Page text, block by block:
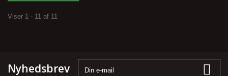
Viser 1 - 11 af 11
Nyhedsbrev